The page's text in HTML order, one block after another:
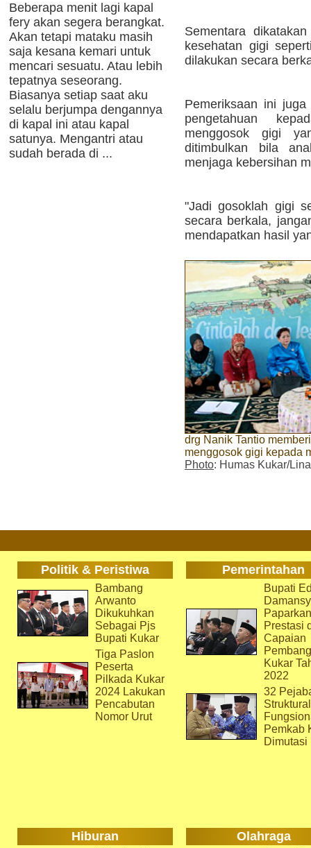
Beberapa menit lagi kapal
fery akan segera berangkat.
Akan tetapi mataku masih
saja kesana kemari untuk
mencari sesuatu. Atau lebih
tepatnya seseorang.
Biasanya setiap saat aku
selalu berjumpa dengannya
di kapal ini atau kapal
satunya. Mengantri atau
sudah berada di ...
Sementara
kesehatan gigi
dilakukan secara
Pemeriksaan ini
pengetahuan
menggosok gigi
ditimbulkan bila
menjaga kebersihan
"Jadi gosoklah gigi
secara berkala,
mendapatkan hasil
drg Nanik Tantio
menggosok gigi kepada
Photo: Humas Kukar/Lina
Politik & Peristiwa Pemerintahan
Bambang
Arwanto
Dikukuhkan
Sebagai Pjs
Bupati Kukar
Tiga Paslon
Peserta
Pilkada Kukar
2024 Lakukan
Pencabutan
Nomor Urut
Bupati
Paparkan
Prestasi
Capaian
Kukar
2022
32
Pemkab
Dimutasi
Hiburan Olahraga